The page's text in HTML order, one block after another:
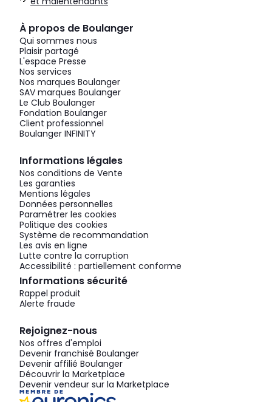
À propos de Boulanger
Qui sommes nous
Plaisir partagé
L'espace Presse
Nos services
Nos marques Boulanger
SAV marques Boulanger
Le Club Boulanger
Fondation Boulanger
Client professionnel
Boulanger INFINITY
Informations légales
Nos conditions de Vente
Les garanties
Mentions légales
Données personnelles
Paramétrer les cookies
Politique des cookies
Système de recommandation
Les avis en ligne
Lutte contre la corruption
Accessibilité : partiellement conforme
Informations sécurité
Rappel produit
Alerte fraude
Rejoignez-nous
Nos offres d'emploi
Devenir franchisé Boulanger
Devenir affilié Boulanger
Découvrir la Marketplace
Devenir vendeur sur la Marketplace